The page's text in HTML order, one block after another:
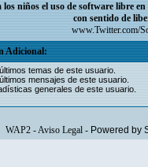
los niños el uso de software libre
con sentido de
www.Twitter.com/
Adicional:
temas de este usuario.
mensajes de este usuario.
generales de este usuario.
WAP2-Aviso Legal- Powered by